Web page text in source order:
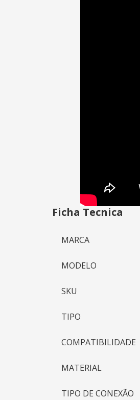
Ficha Tecnica
MARCA
MODELO
SKU
TIPO
COMPATIBILIDADE
MATERIAL
TIPO DE CONEXÃO